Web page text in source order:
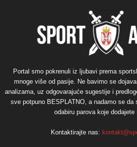
Portal smo pokrenuli iz ljubavi prema
mnoge više od pasije. Ne bavimo se
analizama, uz odgovarajuće sugestije i
sve potpuno BESPLATNO, a nadamo se da
odabiru parova koje dodajete
Kontaktirajte nas: